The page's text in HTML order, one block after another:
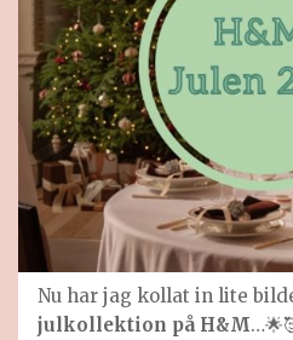
Nu har jag kollat in lite
julkollektion på H&M